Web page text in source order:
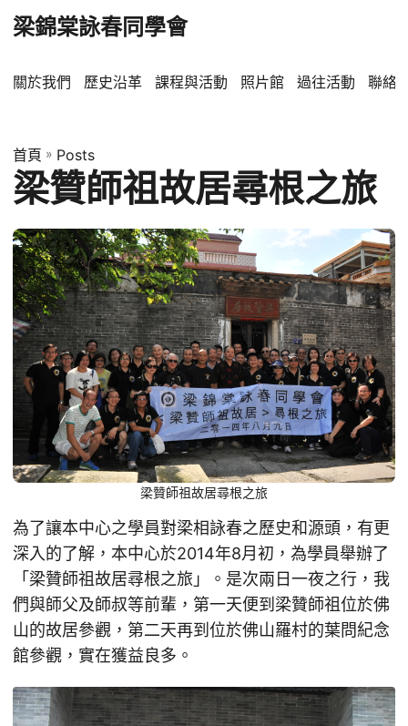
梁錦棠詠春同學會
關於我們 歷史沿革 課程與活動 照片館 過往活動 聯絡
首頁 » Posts
梁贊師祖故居尋根之旅
梁贊師祖故居尋根之旅
為了讓本中心之學員對梁相詠春之歷史和源頭，有更
深入的了解，本中心於2014年8月初，為學員舉辦了
「梁贊師祖故居尋根之旅」。是次兩日一夜之行，我
們與師父及師叔等前輩，第一天便到梁贊師祖位於佛
山的故居參觀，第二天再到位於佛山羅村的葉問紀念
館參觀，實在獲益良多。